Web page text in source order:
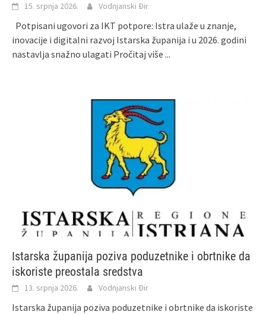
15. srpnja 2026. Vodnjanski Đir
Potpisani ugovori za IKT potpore: Istra ulaže u znanje,
inovacije i digitalni razvoj Istarska županija i u 2026. godini
nastavlja snažno ulagati Pročitaj više ...
Istarska županija poziva poduzetnike i obrtnike da
iskoriste preostala sredstva
13. srpnja 2026. Vodnjanski Đir
Istarska županija poziva poduzetnike i obrtnike da iskoriste